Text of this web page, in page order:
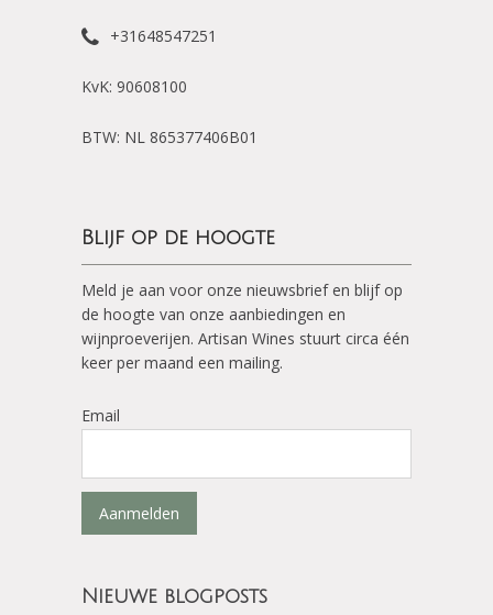
+31648547251
KvK: 90608100
BTW: NL 865377406B01
Blijf op de hoogte
Meld je aan voor onze nieuwsbrief en blijf op
de hoogte van onze aanbiedingen en
wijnproeverijen. Artisan Wines stuurt circa één
keer per maand een mailing.
Email
Aanmelden
Nieuwe blogposts